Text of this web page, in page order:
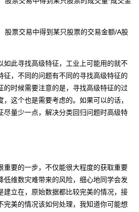
股票交易中得到某只股票的交易金额/A股
如此寻找高级特征，工业上可能用的就不
征，不同的问题有不同的寻找高级特征的
的时候需要注意的是，寻找高级特征的过
这个也是需要考虑的。如果可以的话，
尽量少一点，解决分类回归问题时高级特
重要的一步，不仅能很大程度的获取重要
低维数灾难带来的风险，细心地同学会发
建立在，原始数据都比较完美的情况，接
完美的情况该如何处理，我知道你可能想